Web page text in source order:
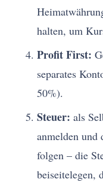
halten, um
Profit First:
separates
50%).
Steuer: als
anmelden und
folgen – die
beiseitelegen,